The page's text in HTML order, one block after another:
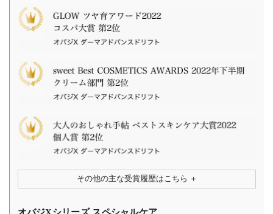
その他の主な受賞履歴はこちら